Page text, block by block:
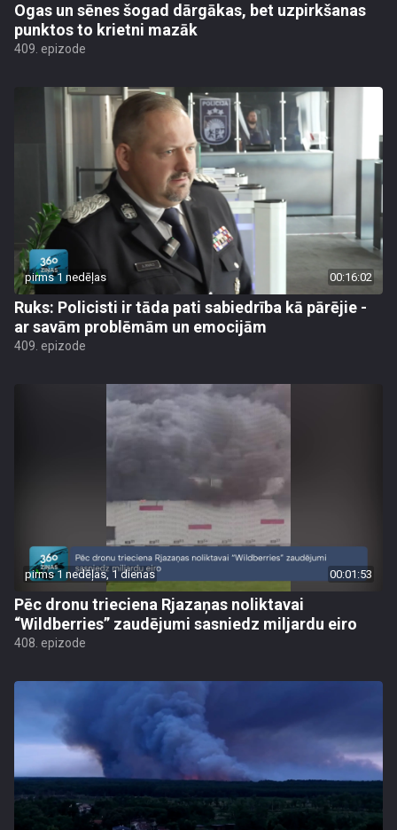
Ogas un sēnes šogad dārgākas, bet uzpirkšanas
punktos to krietni mazāk
409. epizode
pirms 1 nedēļas 00:16:02
Ruks: Policisti ir tāda pati sabiedrība kā pārējie -
ar savām problēmām un emocijām
409. epizode
pirms 1 nedēļas, 1 dienas 00:01:53
Pēc dronu trieciena Rjazaņas noliktavai
“Wildberries” zaudējumi sasniedz miljardu eiro
408. epizode